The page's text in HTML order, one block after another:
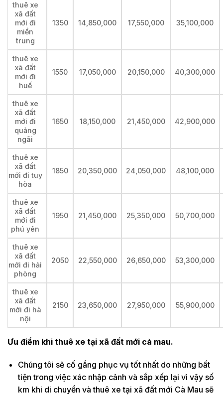
thuê xe
xã đất
mới đi
miền
trung
1350 14,850,000 17,550,000 35,100,000
thuê xe
xã đất
mới đi
huế
1550 17,050,000 20,150,000 40,300,000
thuê xe
xã đất
mới đi
quảng
ngãi
1650 18,150,000 21,450,000 42,900,000
thuê xe
xã đất
mới đi tuy
hòa
1850 20,350,000 24,050,000 48,100,000
thuê xe
xã đất
mới đi
phú yên
1950 21,450,000 25,350,000 50,700,000
thuê xe
xã đất
mới đi hải
phòng
2050 22,550,000 26,650,000 53,300,000
thuê xe
xã đất
mới đi hà
nội
2150 23,650,000 27,950,000 55,900,000
Ưu điểm khi thuê xe tại xã đất mới cà mau.
Chúng tôi sẽ cố gắng phục vụ tốt nhất do những bất
tiện trong việc xác nhập cảnh và sắp xếp lại vì vậy số
km khi di chuyển và thuê xe tại xã đất mới Cà Mau sẽ